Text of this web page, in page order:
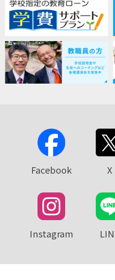
Facebook X
Instagram